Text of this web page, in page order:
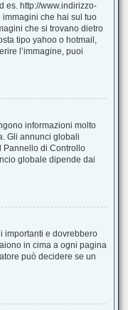
es. http://www.indirizzo-
che hai sul tuo
che si trovano dietro
tipo yahoo o hotmail,
l’immagine, puoi
informazioni molto
Gli annunci globali
Pannello di Controllo
globale dipende dai
importanti e dovrebbero
in cima a ogni pagina
può decidere se un